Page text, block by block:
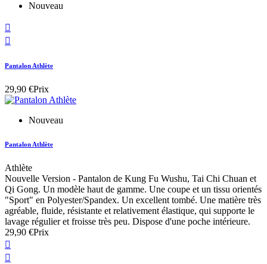
Nouveau


Pantalon Athlète
29,90 €Prix
Nouveau
Pantalon Athlète
Athlète
Nouvelle Version - Pantalon de Kung Fu Wushu, Tai Chi Chuan et
Qi Gong. Un modèle haut de gamme. Une coupe et un tissu orientés
"Sport" en Polyester/Spandex. Un excellent tombé. Une matière très
agréable, fluide, résistante et relativement élastique, qui supporte le
lavage régulier et froisse très peu. Dispose d'une poche intérieure.
29,90 €Prix

